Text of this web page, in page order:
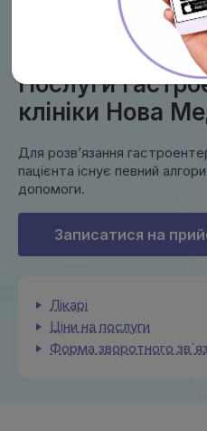
Послуги
клініки Нова
Для розв’язання
пацієнта існує певний
допомоги.
Записатися на
Лікарі
Ціни на послуги
Форма зворотного